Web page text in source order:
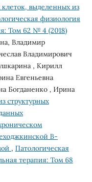
выделенных из
физиология
Том 62 № 4 (2018)
Владимир
Владимирович
, Кирилл
Евгеньевна
Богданенко , Ирина
структурных
В-
, Патологическая
терапия: Том 68